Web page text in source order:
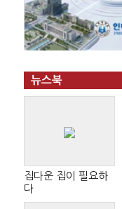
뉴스북
집다운 집이 필요하
다